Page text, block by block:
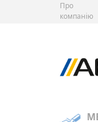
Про
компанію